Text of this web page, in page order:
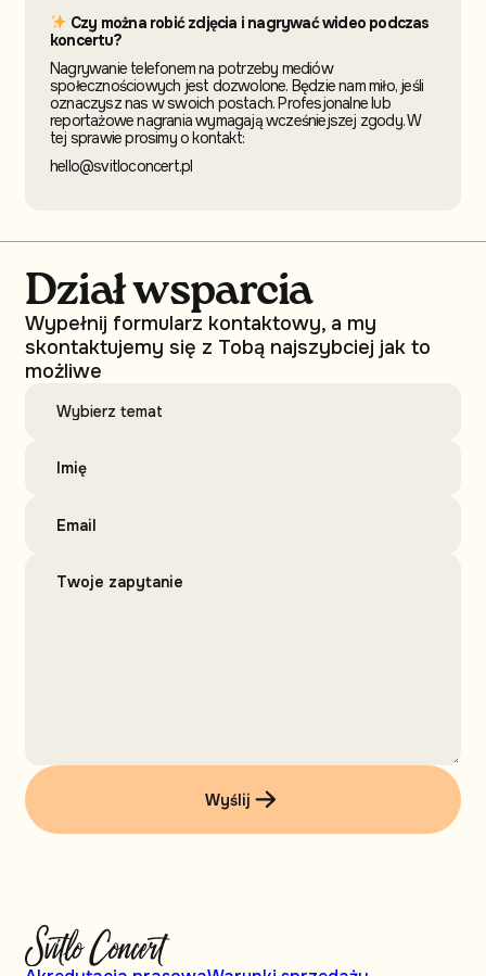
Czy można robić zdjęcia i nagrywać wideo podczas
koncertu?
Nagrywanie telefonem na potrzeby mediów
społecznościowych jest dozwolone. Będzie nam miło, jeśli
oznaczysz nas w swoich postach. Profesjonalne lub
reportażowe nagrania wymagają wcześniejszej zgody. W
tej sprawie prosimy o kontakt:
hello@svitloconcert.pl
Dział wsparcia
Wypełnij formularz kontaktowy, a my
skontaktujemy się z Tobą najszybciej jak to
możliwe
Wyślij